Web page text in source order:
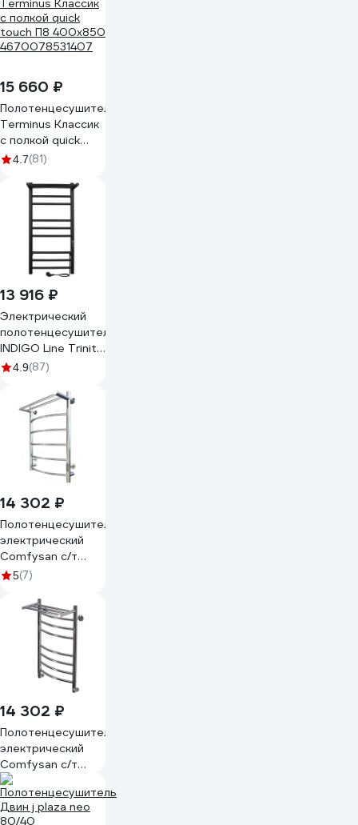
скр.монтаж,
унив.подкл.R/L,
Graphite Metallic)
LСLTE80-
15 660 ₽
Полотенцесушитель
Terminus Классик
с полкой quick
touch П8 400x850
4.7(81)
13 916 ₽
Электрический
полотенцесушитель
INDIGO Line Trinity
с/п (electro)
скр.монтаж,
унив.подкл.R/L,
черный муар)
LСLTE70-30PBRRt
4.9(87)
14 302 ₽
Полотенцесушитель
электрический
Comfysan с/т
Classic EC-6
хром 016012
5(7)
14 302 ₽
Полотенцесушитель
электрический
Comfysan с/т
Noumi EC-8 80/40
с полкой, хром
013998